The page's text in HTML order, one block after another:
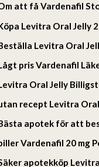
att få Vardenafil
Levitra Oral Jelly
Levitra Oral
pris Vardenafil
Oral Jelly
recept Levitra
apotek för att
Vardenafil 20 mg
apotekköp